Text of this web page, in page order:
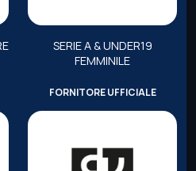
SERIE A & UNDER19
FEMMINILE
FORNITORE UFFICIALE